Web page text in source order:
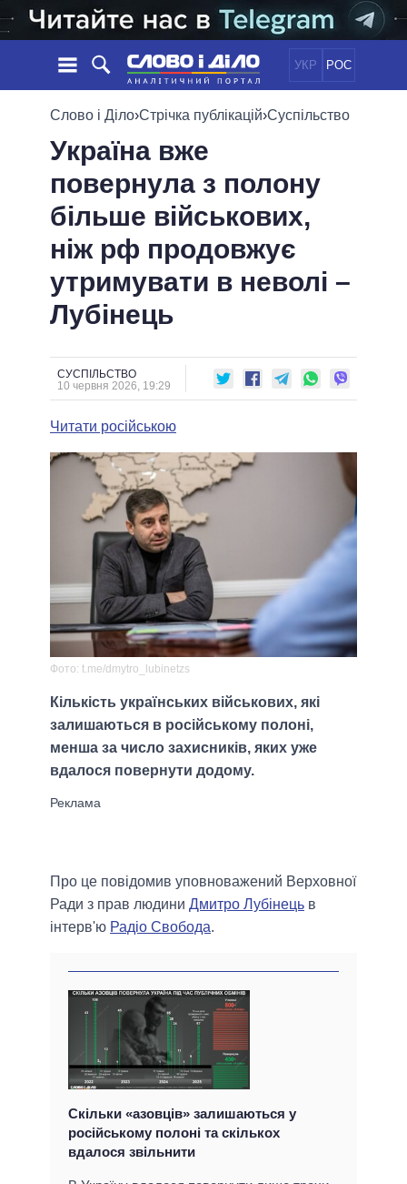
УКР РОС
НОВИНИ
СТРІЧКА
ПОДІЇ
СТАТТІ
ДУМКИ
ОГЛЯДИ
ДАЙДЖЕСТИ
ЕКОНОМІКА
СУСПІЛЬСТВО
ОБIЦЯНКИ
ПОЛIТИКИ
УСІ ПОЛІТИКИ
ПРЕЗИДЕНТ І ОФІС
ВЕРХОВНА РАДА
КАБІНЕТ МІНІСТРІВ
МЕРИ МІСТ
ВСІ ПЕРСОНИ
ВІДЕО
ПІДТРИМАТИ
ПОРІВНЯННЯ ПОЛІТИКІВ
Слово і Діло›Стрічка публікацій›Суспільство
Україна вже
повернула з полону
більше військових,
ніж рф продовжує
утримувати в неволі –
Лубінець
СУСПІЛЬСТВО
10 червня 2026, 19:29
Читати російською
Фото: t.me/dmytro_lubinetzs
Кількість українських військових, які
залишаються в російському полоні,
менша за число захисників, яких уже
вдалося повернути додому.
Про це повідомив уповноважений Верховної
Ради з прав людини Дмитро Лубінець в
інтерв'ю Радіо Свобода.
Скільки «азовців» залишаються у
російському полоні та скількох
вдалося звільнити